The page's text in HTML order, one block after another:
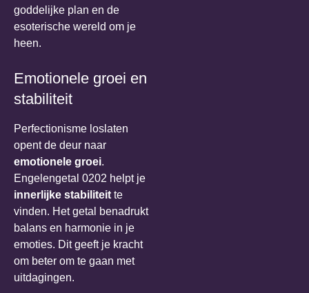
goddelijke plan en de
esoterische wereld om je
heen.
Emotionele groei en
stabiliteit
Perfectionisme loslaten
opent de deur naar
emotionele groei.
Engelengetal 0202 helpt je
innerlijke stabiliteit te
vinden. Het getal benadrukt
balans en harmonie in je
emoties. Dit geeft je kracht
om beter om te gaan met
uitdagingen.